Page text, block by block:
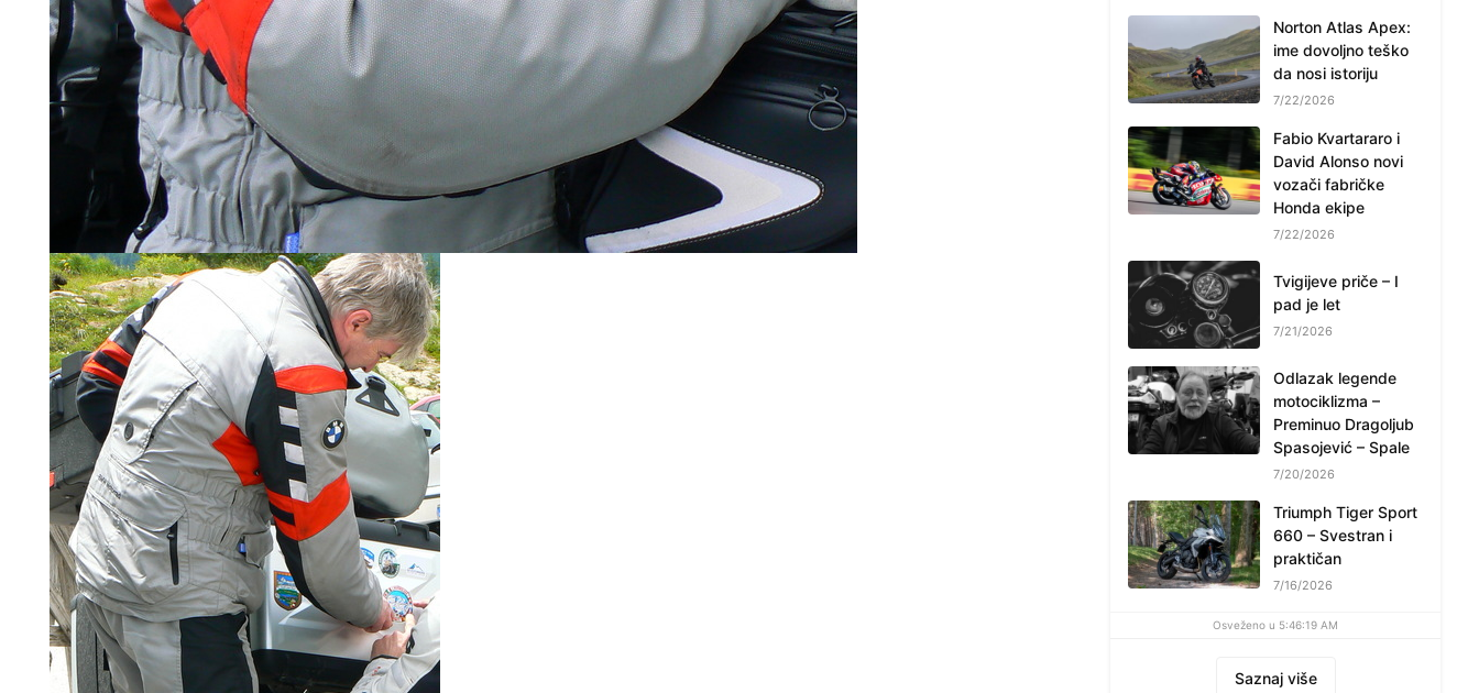
Norton Atlas Apex:
ime dovoljno teško
da nosi istoriju
7/22/2026
Fabio Kvartararo i
David Alonso novi
vozači fabričke
Honda ekipe
7/22/2026
Tvigijeve priče – I
pad je let
7/21/2026
Odlazak legende
motociklizma –
Preminuo Dragoljub
Spasojević – Spale
7/20/2026
Triumph Tiger Sport
660 – Svestran i
praktičan
7/16/2026
Osveženo u 5:46:19 AM
Saznaj više